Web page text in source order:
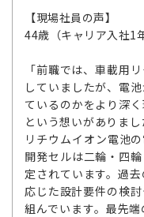
【現場社員の声】
44歳（キャリア入社1
「前職では、車載用
していましたが、電
ているのかをより深
という想いがありま
リチウムイオン電池
開発セルは二輪・四
定されています。過
応じた設計要件の検
組んでいます。最先